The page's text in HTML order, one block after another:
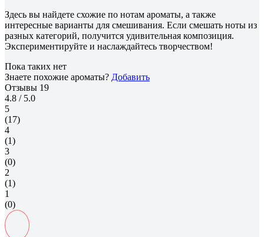
Здесь вы найдете схожие по нотам ароматы, а также
интересные варианты для смешивания. Если смешать ноты из
разных категорий, получится удивительная композиция.
Экспериментируйте и наслаждайтесь творчеством!
Пока таких нет
Знаете похожие ароматы? Добавить
Отзывы 19
4.8 / 5.0
5
(17)
4
(1)
3
(0)
2
(1)
1
(0)